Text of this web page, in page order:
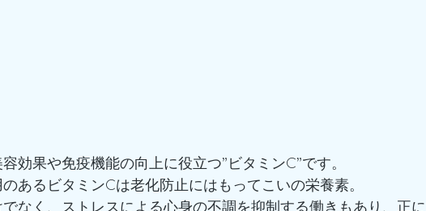
効果や免疫機能の向上に役立つ”ビタミンC”です。
あるビタミンCは老化防止にはもってこいの栄養素。